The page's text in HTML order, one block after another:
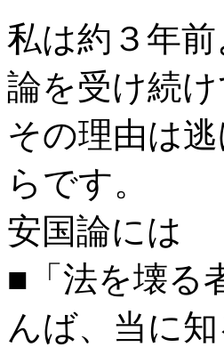
私は約３年
論を受け続
その理由は
らです。
安国論には
■「法を壊る
んば、当に